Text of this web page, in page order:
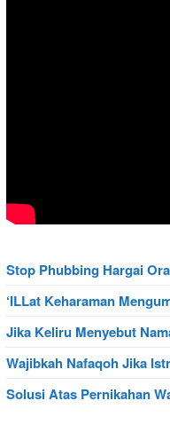
Stop Phubbing Hargai
‘ILLat Keharaman
Jika Keliru Menyebut
Wajibkah Nafaqoh Jika
Solusi Atas Pernikahan